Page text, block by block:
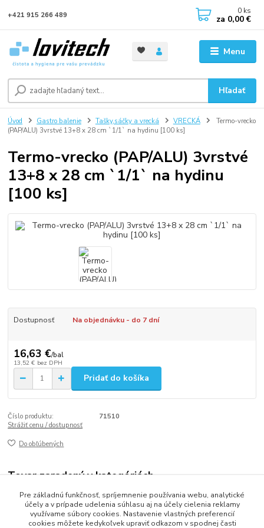
Menu
Hľadať
+421 915 266 489 0 ks
za 0,00 €
Úvod Gastro balenie Tašky,sáčky a vrecká VRECKÁ
Termo-vrecko
(PAP/ALU) 3vrstvé 13+8 x 28 cm `1/1` na hydinu [100 ks]
Termo-vrecko (PAP/ALU) 3vrstvé
13+8 x 28 cm `1/1` na hydinu
[100 ks]
Dostupnosť Na objednávku - do 7 dní
16,63 €/bal
13,52 € bez DPH
Pridať do košíka
Číslo produktu:
71510
Strážiť cenu / dostupnosť
Do obľúbených
Tovar zaradený v kategóriách
VRECKÁ
Pre základnú funkčnosť, spríjemnenie používania webu, analytické
účely a v prípade udelenia súhlasu aj na účely cielenia reklamy
využívame súbory cookies. Nastavenie vlastných preferencií
cookies môžete kedykoľvek upraviť odkazom v spodnej časti